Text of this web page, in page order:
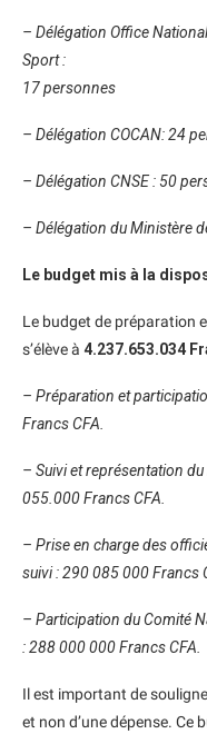
– Délégation Office
Sport :
17 personnes
– Délégation COCAN: 24
– Délégation CNSE : 50
– Délégation du Ministère
Le budget mis à la
Le budget de préparation
s’élève à 4.237.653.034
– Préparation et
Francs CFA.
– Suivi et représentation
055.000 Francs CFA.
– Prise en charge des
suivi : 290 085 000 Francs
– Participation du Comité
: 288 000 000 Francs CFA.
Il est important de
et non d’une dépense. Ce